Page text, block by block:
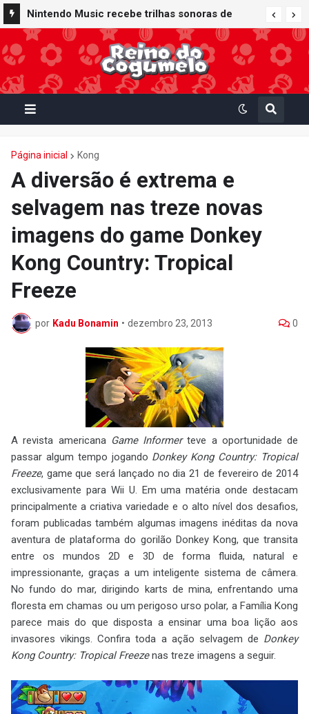
Super Mario Sunshine é anunciado para o
Nintendo GameCube - Nintendo Classics do
Nintendo Switch Online
Página inicial Kong
A diversão é extrema e
selvagem nas treze novas
imagens do game Donkey
Kong Country: Tropical
Freeze
por Kadu Bonamin • dezembro 23, 2013 0
A revista americana Game Informerteve a oportunidade de
passar algum tempo jogando Donkey Kong Country: Tropical
Freeze, game que será lançado no dia 21 de fevereiro de 2014
exclusivamente para Wii U. Em uma matéria onde destacam
principalmente a criativa variedade e o alto nível dos desafios,
foram publicadas também algumas imagens inéditas da nova
aventura de plataforma do gorilão Donkey Kong, que transita
entre os mundos 2D e 3D de forma fluida, natural e
impressionante, graças a um inteligente sistema de câmera.
No fundo do mar, dirigindo karts de mina, enfrentando uma
floresta em chamas ou um perigoso urso polar, a Família Kong
parece mais do que disposta a ensinar uma boa lição aos
invasores vikings. Confira toda a ação selvagem de Donkey
Kong Country: Tropical Freezenas treze imagens a seguir.